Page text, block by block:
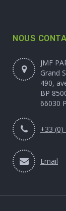
NOUS
JMF
Grand
490,
BP
66030
+33 (0)
Email